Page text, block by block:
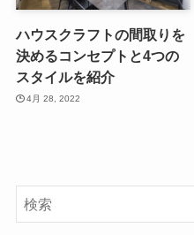
ハウスクラフトの間取りを
決めるコンセプトと4つの
スタイルを紹介
4月 28, 2022